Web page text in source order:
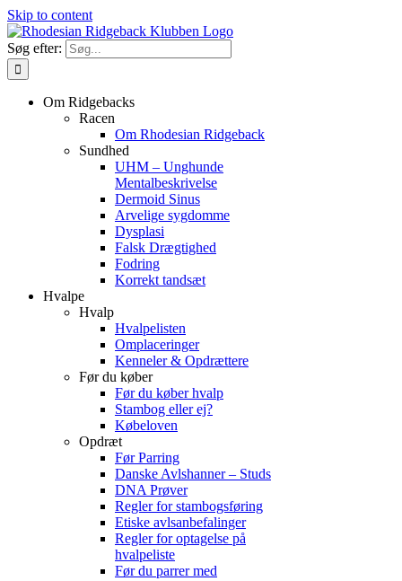
Skip to content
Søg efter:
Om Ridgebacks
Racen
Om Rhodesian Ridgeback
Sundhed
UHM – Unghunde
Mentalbeskrivelse
Dermoid Sinus
Arvelige sygdomme
Dysplasi
Falsk Drægtighed
Fodring
Korrekt tandsæt
Hvalpe
Hvalp
Hvalpelisten
Omplaceringer
Kenneler & Opdrættere
Før du køber
Før du køber hvalp
Stambog eller ej?
Købeloven
Opdræt
Før Parring
Danske Avlshanner – Studs
DNA Prøver
Regler for stambogsføring
Etiske avlsanbefalinger
Regler for optagelse på
hvalpeliste
Før du parrer med